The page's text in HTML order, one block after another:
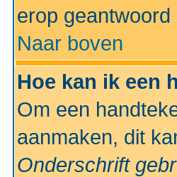
erop geantwoord
Naar boven
Hoe kan ik een
Om een
aanmaken, dit
Onderschrift